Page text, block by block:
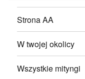
Strona AA
W twojej okolicy
Wszystkie mityngi